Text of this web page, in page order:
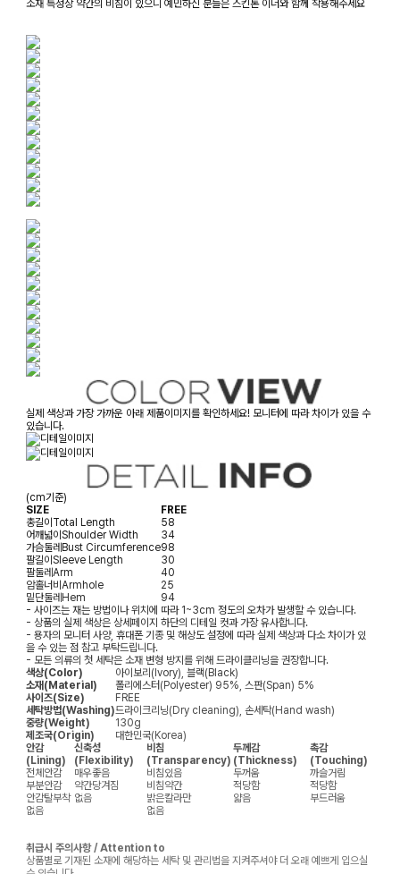
소재 특성상 약간의 비침이 있으니 예민하신 분들은 스킨톤 이너와 함께 착용해주세요
실제 색상과 가장 가까운 아래 제품이미지를 확인하세요! 모니터에 따라 차이가 있을 수
있습니다.
(cm기준)
SIZE
FREE
총길이Total Length
58
어깨넓이Shoulder Width
34
가슴둘레Bust Circumference98
팔길이Sleeve Length
30
팔둘레Arm
40
암홀너비Armhole
25
밑단둘레Hem
94
- 사이즈는 재는 방법이나 위치에 따라 1~3cm 정도의 오차가 발생할 수 있습니다.
- 상품의 실제 색상은 상세페이지 하단의 디테일 컷과 가장 유사합니다.
- 용자의 모니터 사양, 휴대폰 기종 및 해상도 설정에 따라 실제 색상과 다소 차이가 있
을 수 있는 점 참고 부탁드립니다.
- 모든 의류의 첫 세탁은 소재 변형 방지를 위해 드라이클리닝을 권장합니다.
색상(Color)
아이보리(Ivory), 블랙(Black)
소재(Material)
폴리에스터(Polyester) 95%, 스판(Span) 5%
사이즈(Size)
FREE
세탁방법(Washing)드라이크리닝(Dry cleaning), 손세탁(Hand wash)
중량(Weight)
130g
제조국(Origin)
대한민국(Korea)
안감
(Lining)
신축성
(Flexibility)
비침
(Transparency)
두께감
(Thickness)
촉감
(Touching)
전체안감
매우좋음 비침있음 두꺼움
까슬거림
부분안감
약간당겨짐 비침약간 적당함
적당함
안감탈부착 없음 밝은칼라만 얇음
부드러움
없음
없음
취급시 주의사항 / Attention to
상품별로 기재된 소재에 해당하는 세탁 및 관리법을 지켜주셔야 더 오래 예쁘게 입으실